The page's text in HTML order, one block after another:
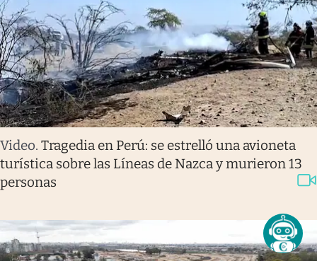
Video. Tragedia en Perú: se estrelló una avioneta
turística sobre las Líneas de Nazca y murieron 13
personas